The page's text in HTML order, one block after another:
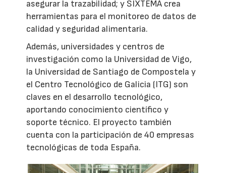
asegurar la trazabilidad; y SIXTEMA crea
herramientas para el monitoreo de datos de
calidad y seguridad alimentaria.
Además, universidades y centros de
investigación como la Universidad de Vigo,
la Universidad de Santiago de Compostela y
el Centro Tecnológico de Galicia (ITG) son
claves en el desarrollo tecnológico,
aportando conocimiento científico y
soporte técnico. El proyecto también
cuenta con la participación de 40 empresas
tecnológicas de toda España.